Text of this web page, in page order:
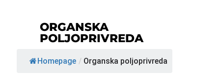
ORGANSKA
POLJOPRIVREDA
Homepage / Organska poljoprivreda